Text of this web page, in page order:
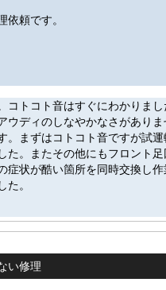
依頼です。
コトコト音はすぐにわかりま
ディのしなやかなさがありま
。まずはコトコト音ですが試運
た。またその他にもフロント
状が酷い箇所を同時交換し作
。
い修理